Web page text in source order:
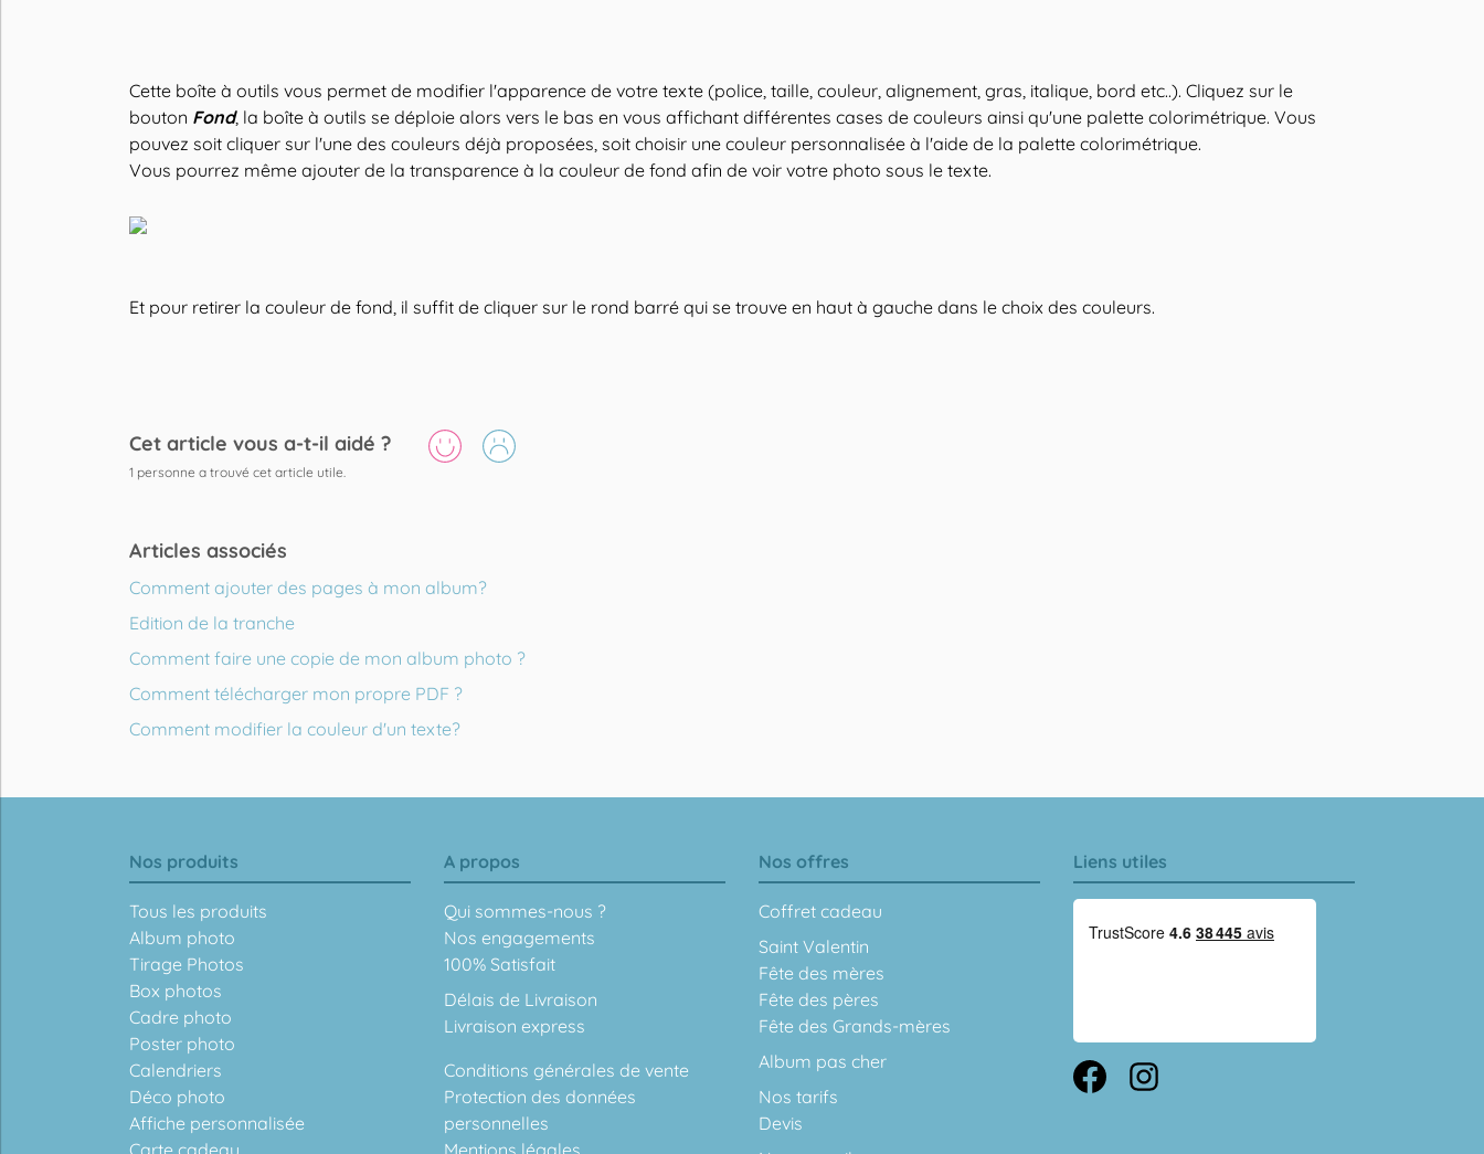
Cette boîte à outils vous permet de modifier l'apparence de votre texte (police, taille, couleur, alignement, gras, italique, bord etc..). Cliquez sur le
bouton Fond, la boîte à outils se déploie alors vers le bas en vous affichant différentes cases de couleurs ainsi qu'une palette colorimétrique. Vous
pouvez soit cliquer sur l'une des couleurs déjà proposées, soit choisir une couleur personnalisée à l'aide de la palette colorimétrique.
Vous pourrez même ajouter de la transparence à la couleur de fond afin de voir votre photo sous le texte.
Et pour retirer la couleur de fond, il suffit de cliquer sur le rond barré qui se trouve en haut à gauche dans le choix des couleurs.
Cet article vous a-t-il aidé ?
1 personne a trouvé cet article utile.
Articles associés
Comment ajouter des pages à mon album?
Edition de la tranche
Comment faire une copie de mon album photo ?
Comment télécharger mon propre PDF ?
Comment modifier la couleur d'un texte?
Nos produits
Tous les produits
Album photo
Tirage Photos
Box photos
Cadre photo
Poster photo
Calendriers
Déco photo
Affiche personnalisée
Carte cadeau
A propos
Qui sommes-nous ?
Nos engagements
100% Satisfait
Délais de Livraison
Livraison express
Conditions générales de vente
Protection des données
personnelles
Mentions légales
Nos offres
Coffret cadeau
Saint Valentin
Fête des mères
Fête des pères
Fête des Grands-mères
Album pas cher
Nos tarifs
Devis
Liens utiles